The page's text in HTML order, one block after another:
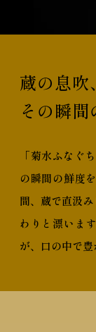
蔵の息吹、
その瞬間
「菊水ふなぐ
の瞬間の鮮度
間、蔵で直汲
わりと漂います
が、 口の中で豊